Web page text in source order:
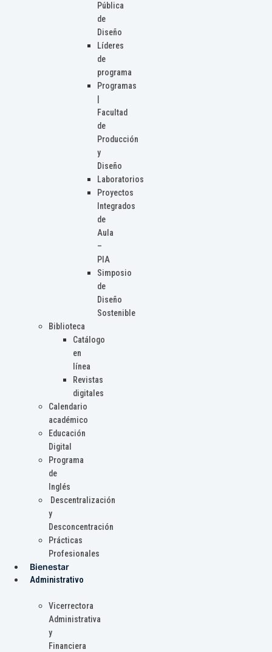
Pública
de
Diseño
Líderes
de
programa
Programas
Facultad
de
Producción
y
Diseño
Laboratorios
Proyectos
Integrados
de
Aula
–
PIA
Simposio
de
Diseño
Sostenible
Biblioteca
Catálogo
en
línea
Revistas
digitales
Calendario
académico
Educación
Digital
Programa
de
Inglés
Descentralización
y
Desconcentración
Prácticas
Profesionales
Bienestar
Administrativo
Vicerrectora
Administrativa
y
Financiera